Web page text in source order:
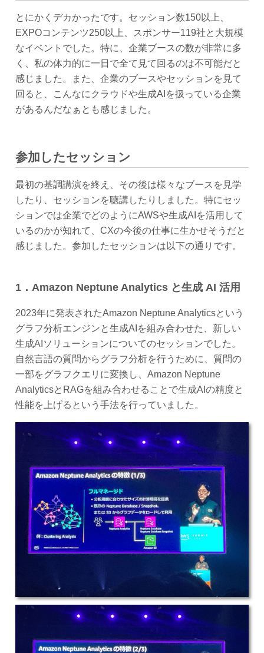
とにかくデカかったです。セッション数150以上、
EXPOコンテンツ250以上、スポンサー119社と大規模
なイベントでした。特に、企業ブースの数が非常に多
く、私の体力的に一日で全て見て回るのは不可能だと
感じました。また、企業のブースやセッションを見て
回ると、こんなにクラウドや生成AIを扱っている企業
があるんだなぁとも感じました。
参加したセッション
最初の基調講演を終え、その後は様々なブースを見学
したり、セッションを聴講したりしました。特にセッ
ションでは企業でどのようにAWSや生成AIを活用して
いるのかが知れて、CXの今後の仕事に生かせそうだと
感じました。参加したセッションは以下の通りです。
1．Amazon Neptune Analytics と生成 AI 活用
2023年に発表されたAmazon Neptune Analyticsという
グラフ分析エンジンと生成AIを組み合わせた、新しい
生成AIソリューションについてのセッションでした。
自然言語の質問からグラフ分析を行うために、質問の
一部をグラフクエリに変換し、Amazon Neptune
AnalyticsとRAGを組み合わせることで生成AIの精度と
性能を上げるという手法を行っていました。